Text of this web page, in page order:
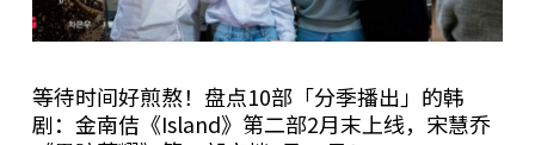
等待时间好煎熬！盘点10部「分季播出」的韩
剧：金南佶《Island》第二部2月末上线，宋慧乔